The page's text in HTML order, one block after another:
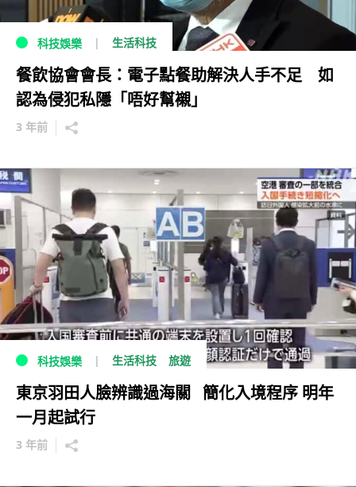
科技娛樂 生活科技
餐飲協會會長：電子點餐助解決人手不足 如
認為侵犯私隱「唔好幫襯」
3 年前
科技娛樂 生活科技 旅遊
東京羽田人臉辨識過海關 簡化入境程序 明年
一月起試行
3 年前